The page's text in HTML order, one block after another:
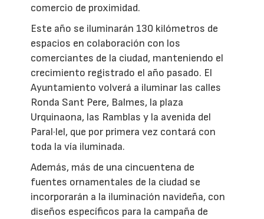
comercio de proximidad.
Este año se iluminarán 130 kilómetros de
espacios en colaboración con los
comerciantes de la ciudad, manteniendo el
crecimiento registrado el año pasado. El
Ayuntamiento volverá a iluminar las calles
Ronda Sant Pere, Balmes, la plaza
Urquinaona, las Ramblas y la avenida del
Paral·lel, que por primera vez contará con
toda la vía iluminada.
Además, más de una cincuentena de
fuentes ornamentales de la ciudad se
incorporarán a la iluminación navideña, con
diseños específicos para la campaña de